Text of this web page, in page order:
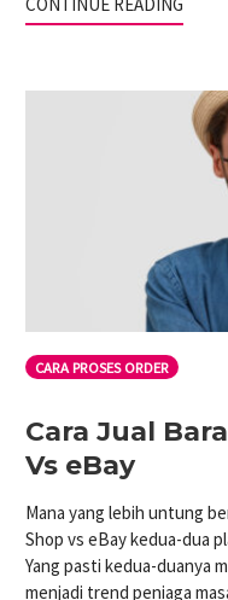
CARA PROSES ORDER
Cara Jual
Vs eBay
Mana yang lebih untung
Shop vs eBay kedua-dua
Yang pasti kedua-duanya
menjadi trend peniaga